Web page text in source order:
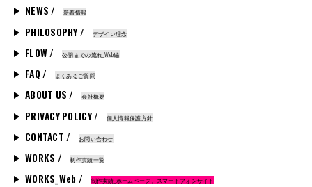
NEWS / 新着情報
PHILOSOPHY / デザイン理念
FLOW / 公開までの流れ_Web編
FAQ / よくあるご質問
ABOUT US / 会社概要
PRIVACY POLICY / 個人情報保護方針
CONTACT / お問い合わせ
WORKS / 制作実績一覧
WORKS_Web / 制作実績_ホームページ、スマートフォンサイト